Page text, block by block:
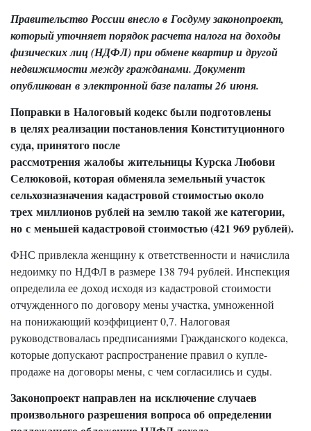
Правительство России внесло в Госдуму законопроект,
который уточняет порядок расчета налога на доходы
физических лиц (НДФЛ) при обмене квартир и другой
недвижимости между гражданами. Документ
опубликован в электронной базе палаты 26 июня.
Поправки в Налоговый кодекс были подготовлены
в целях реализации постановления Конституционного
суда, принятого после
рассмотрения жалобы жительницы Курска Любови
Селюковой, которая обменяла земельный участок
сельхозназначения кадастровой стоимостью около
трех миллионов рублей на землю такой же категории,
но с меньшей кадастровой стоимостью (421 969 рублей).
ФНС привлекла женщину к ответственности и начислила
недоимку по НДФЛ в размере 138 794 рублей. Инспекция
определила ее доход исходя из кадастровой стоимости
отчужденного по договору мены участка, умноженной
на понижающий коэффициент 0,7. Налоговая
руководствовалась предписаниями Гражданского кодекса,
которые допускают распространение правил о купле-
продаже на договоры мены, с чем согласились и суды.
Законопроект направлен на исключение случаев
произвольного разрешения вопроса об определении